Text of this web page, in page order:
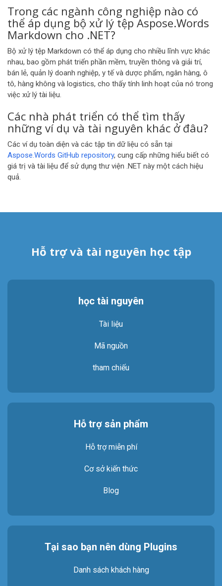
Trong các ngành công nghiệp nào có
thể áp dụng bộ xử lý tệp Aspose.Words
Markdown cho .NET?
Bộ xử lý tệp Markdown có thể áp dụng cho nhiều lĩnh vực khác
nhau, bao gồm phát triển phần mềm, truyền thông và giải trí,
bán lẻ, quản lý doanh nghiệp, y tế và dược phẩm, ngân hàng, ô
tô, hàng không và logistics, cho thấy tính linh hoạt của nó trong
việc xử lý tài liệu.
Các nhà phát triển có thể tìm thấy
những ví dụ và tài nguyên khác ở đâu?
Các ví dụ toàn diện và các tập tin dữ liệu có sẵn tại
Aspose.Words GitHub repository, cung cấp những hiểu biết có
giá trị và tài liệu để sử dụng thư viện .NET này một cách hiệu
quả.
Hỗ trợ và tài nguyên học tập
học tài nguyên
Tài liệu
Mã nguồn
tham chiếu
Hỗ trợ sản phẩm
Hỗ trợ miễn phí
Cơ sở kiến thức
Blog
Tại sao bạn nên dùng Plugins
Danh sách khách hàng